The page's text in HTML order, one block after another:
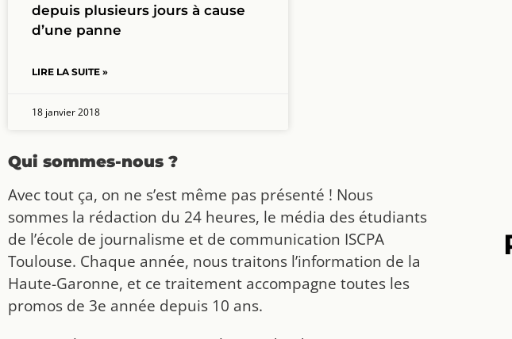
depuis plusieurs jours à cause
d’une panne
LIRE LA SUITE »
18 janvier 2018
Qui sommes-nous ?
Avec tout ça, on ne s’est même pas présenté ! Nous
sommes la rédaction du 24 heures, le média des étudiants
de l’école de journalisme et de communication ISCPA
Toulouse. Chaque année, nous traitons l’information de la
Haute-Garonne, et ce traitement accompagne toutes les
promos de 3e année depuis 10 ans.